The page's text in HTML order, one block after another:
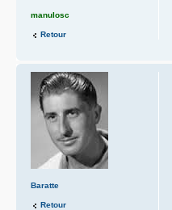
manulosc
Retour
Baratte
Retour